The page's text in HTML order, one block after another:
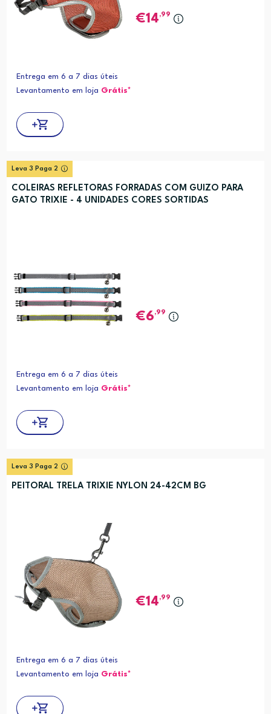
14,99
Entrega em 6 a 7 dias úteis
Levantamento em loja Grátis*
Leva 3 Paga 2
COLEIRAS REFLETORAS FORRADAS COM GUIZO PARA
GATO TRIXIE - 4 UNIDADES CORES SORTIDAS
6,99
Entrega em 6 a 7 dias úteis
Levantamento em loja Grátis*
Leva 3 Paga 2
PEITORAL TRELA TRIXIE NYLON 24-42CM BG
14,99
Entrega em 6 a 7 dias úteis
Levantamento em loja Grátis*